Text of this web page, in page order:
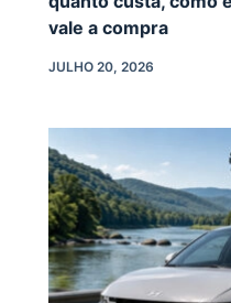
vale a compra
JULHO 20, 2026